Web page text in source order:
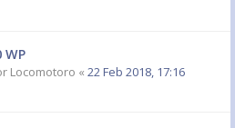
WP
Locomotoro « 22 Feb 2018, 17:16